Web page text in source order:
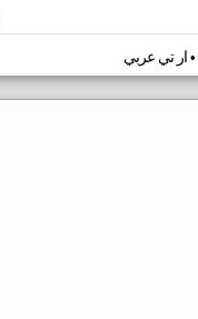
ار تي عربي•